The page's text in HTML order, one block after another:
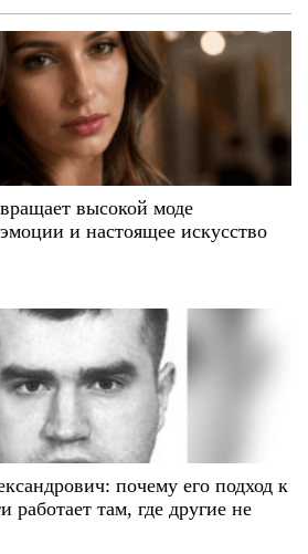
высокой моде
и настоящее искусство
почему его подход к
работает там, где другие не